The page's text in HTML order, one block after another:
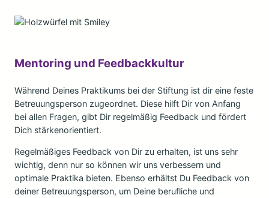
Mentoring und Feedbackkultur
Während Deines Praktikums bei der Stiftung ist dir eine feste
Betreuungsperson zugeordnet. Diese hilft Dir von Anfang
bei allen Fragen, gibt Dir regelmäßig Feedback und fördert
Dich stärkenorientiert.
Regelmäßiges Feedback von Dir zu erhalten, ist uns sehr
wichtig, denn nur so können wir uns verbessern und
optimale Praktika bieten. Ebenso erhältst Du Feedback von
deiner Betreuungsperson, um Deine berufliche und